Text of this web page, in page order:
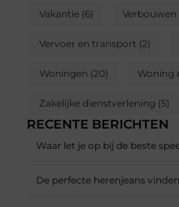
Vakantie (6) Verbouwen
Vervoer en transport (2)
Woningen (20) Woning
Zakelijke dienstverlening (5)
RECENTE BERICHTEN
Waar let je op bij de beste
De perfecte herenjeans vinden